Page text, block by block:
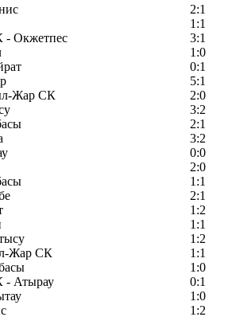
2:1
1:1
Окжетпес
3:1
1:0
0:1
5:1
Жар СК
2:0
3:2
2:1
3:2
0:0
2:0
1:1
2:1
1:2
1:1
1:2
Жар СК
1:1
1:0
Атырау
0:1
1:0
1:2